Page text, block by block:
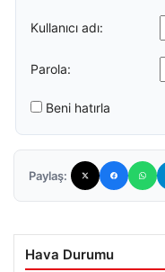
Kullanıcı adı:
Parola:
Beni hatırla
Paylaş:
Hava Durumu